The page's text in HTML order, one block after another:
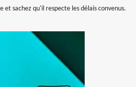
et sachez qu'il respecte les délais convenus.